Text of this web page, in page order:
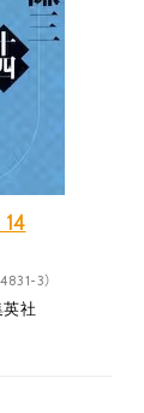
3）
社